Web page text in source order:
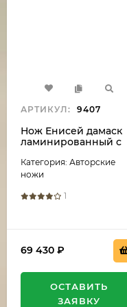
АРТИКУЛ: 9407
Нож Енисей дамаск
ламинированный с
карельская береза
зеленая, мокумэ-гане
Категория: Авторские
ножи
1
69 430 ₽
ОСТАВИТЬ
ЗАЯВКУ